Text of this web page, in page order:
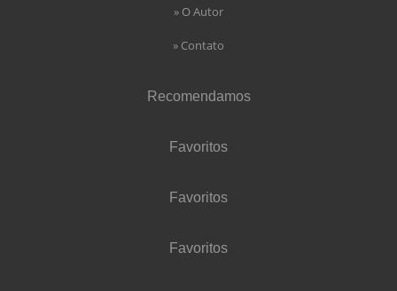
» O Autor
» Contato
Recomendamos
Favoritos
Favoritos
Favoritos